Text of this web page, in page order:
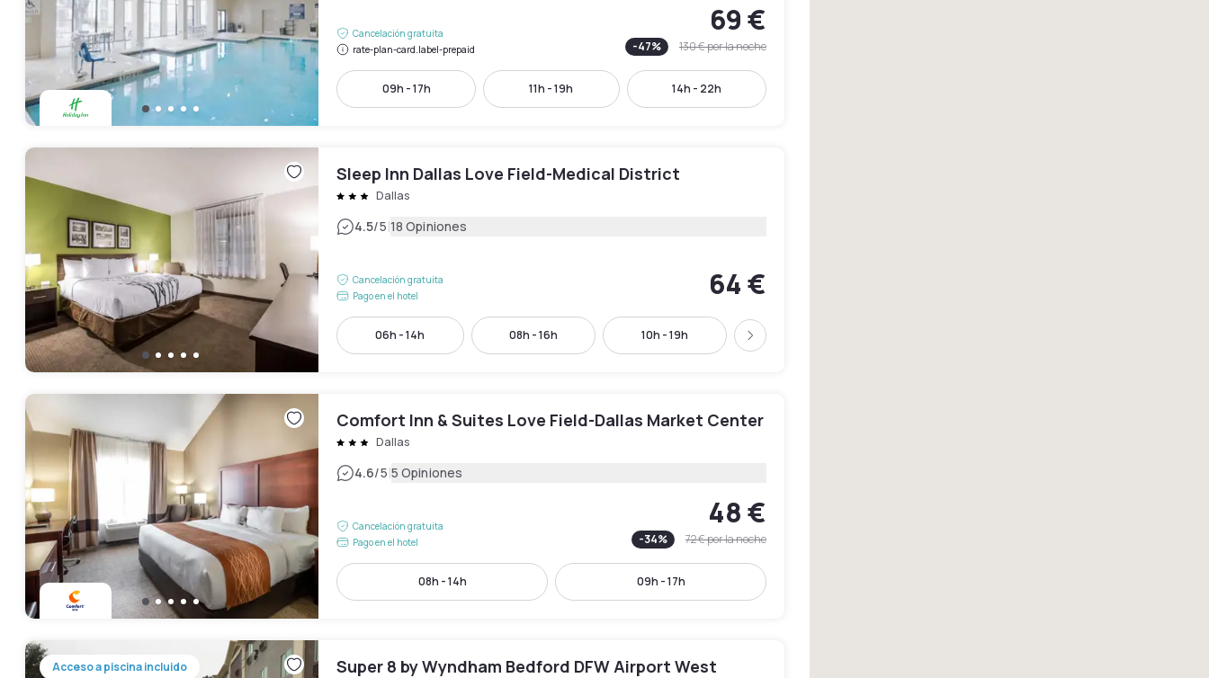
Cancelación gratuita
rate-plan-card.label-prepaid
69 €
-47% 130 €por la noche
09h - 17h 11h - 19h 14h - 22h
Sleep Inn Dallas Love Field-Medical District
Dallas
4.5/5|18 Opiniones
Cancelación gratuita
Pago en el hotel
64 €
06h - 14h 08h - 16h 10h - 19h Siguiente
Comfort Inn & Suites Love Field-Dallas Market Center
Dallas
4.6/5|5 Opiniones
Cancelación gratuita
Pago en el hotel
48 €
-34% 72 €por la noche
08h - 14h 09h - 17h
Acceso a piscina incluido Super 8 by Wyndham Bedford DFW Airport West